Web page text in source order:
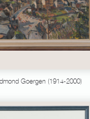
Goergen (1914-2000)